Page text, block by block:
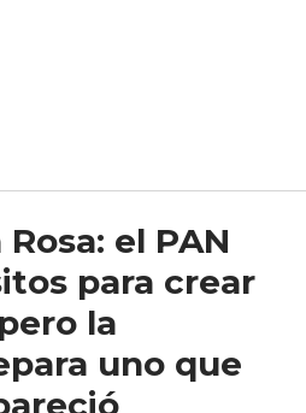
el PAN
para crear
la
uno que